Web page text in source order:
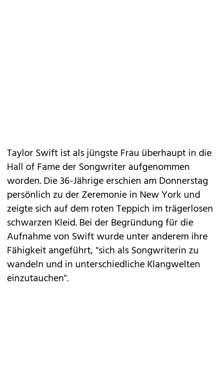
Taylor Swift ist als jüngste Frau überhaupt in die
Hall of Fame der Songwriter aufgenommen
worden. Die 36-Jährige erschien am Donnerstag
persönlich zu der Zeremonie in New York und
zeigte sich auf dem roten Teppich im trägerlosen
schwarzen Kleid. Bei der Begründung für die
Aufnahme von Swift wurde unter anderem ihre
Fähigkeit angeführt, "sich als Songwriterin zu
wandeln und in unterschiedliche Klangwelten
einzutauchen".